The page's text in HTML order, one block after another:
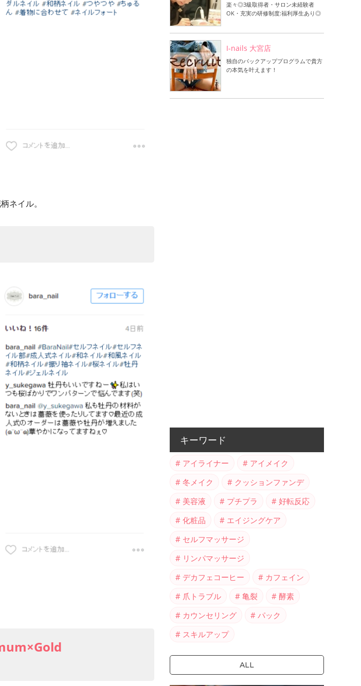
ネイル。
楽々◎3級取得者・サロン未経験者
OK・充実の研修制度:福利厚生あり◎
I-nails 大宮店
独自のバックアッププログラムで貴方
の本気を叶えます！
キーワード
アイライナー
アイメイク
冬メイク
クッションファンデ
美容液
プチプラ
好転反応
化粧品
エイジングケア
セルフマッサージ
リンパマッサージ
デカフェコーヒー
カフェイン
爪トラブル
亀裂
酵素
カウンセリング
パック
スキルアップ
ALL